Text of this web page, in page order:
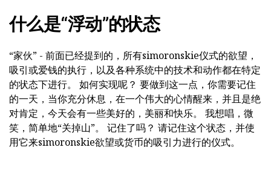
什么是“浮动”的状态
“家伙” - 前面已经提到的，所有simoronskie仪式的欲望，
吸引或爱钱的执行，以及各种系统中的技术和动作都在特定
的状态下进行。 如何实现呢？ 要做到这一点，你需要记住
的一天，当你充分休息，在一个伟大的心情醒来，并且是绝
对肯定，今天会有一些美好的，美丽和快乐。 我想唱，微
笑，简单地“关掉山”。 记住了吗？ 请记住这个状态，并使
用它来simoronskie欲望或货币的吸引力进行的仪式。